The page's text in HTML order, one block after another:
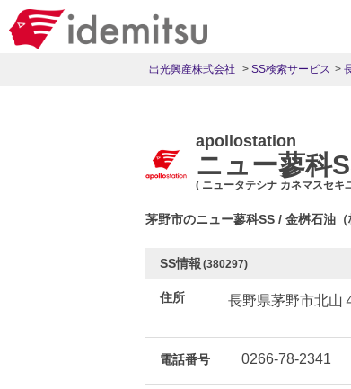
出光興産株式会社 SS検索サービス
apollostation
ニュー蓼科
( ニュータテシナ カネマスセキ
茅野市のニュー蓼科SS / 金桝石油
SS情報 (380297)
住所 長野県茅野市北山
電話番号 0266-78-2341